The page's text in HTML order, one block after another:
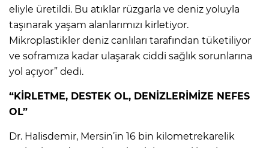
eliyle üretildi. Bu atıklar rüzgarla ve deniz yoluyla
taşınarak yaşam alanlarımızı kirletiyor.
Mikroplastikler deniz canlıları tarafından tüketiliyor
ve soframıza kadar ulaşarak ciddi sağlık sorunlarına
yol açıyor” dedi.
“KİRLETME, DESTEK OL, DENİZLERİMİZE NEFES
OL”
Dr. Halisdemir, Mersin’in 16 bin kilometrekarelik